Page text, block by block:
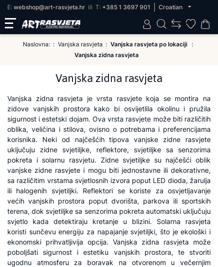
E: webshop@art-rasvjeta.hr ili T: +385 1 3697 901 Croatian
Naslovna: Vanjska rasvjeta
Vanjska rasvjeta po lokaciji
Vanjska zidna rasvjeta
Vanjska zidna rasvjeta
Vanjska zidna rasvjeta je vrsta rasvjete koja se montira na
zidove vanjskih prostora kako bi osvijetlila okolinu i pružila
sigurnost i estetski dojam. Ova vrsta rasvjete može biti različitih
oblika, veličina i stilova, ovisno o potrebama i preferencijama
korisnika. Neki od najčešćih tipova vanjske zidne rasvjete
uključuju zidne svjetiljke, reflektore, svjetiljke sa senzorima
pokreta i solarnu rasvjetu. Zidne svjetiljke su najčešći oblik
vanjske zidne rasvjete i mogu biti jednostavne ili dekorativne,
sa različitim vrstama svjetlosnih izvora poput LED dioda, žarulja
ili halogenih svjetiljki. Reflektori se koriste za osvjetljavanje
većih vanjskih prostora poput dvorišta, parkova ili sportskih
terena, dok svjetiljke sa senzorima pokreta automatski uključuju
svjetlo kada detektiraju kretanje u blizini. Solarna rasvjeta
koristi sunčevu energiju za napajanje svjetiljki, što je ekološki i
ekonomski prihvatljivija opcija. Vanjska zidna rasvjeta može
poboljšati sigurnost i estetiku vanjskih prostora, te stvoriti
ugodnu atmosferu za boravak na otvorenom u večernjim